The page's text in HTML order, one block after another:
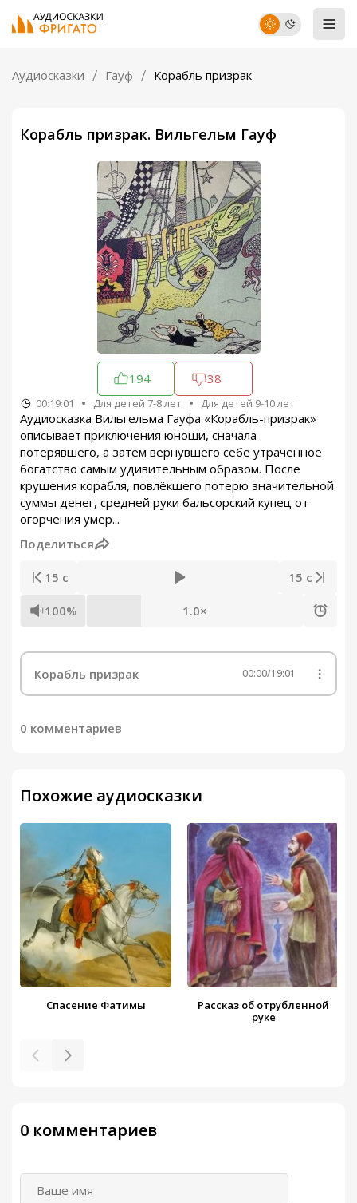
Аудиосказки Гауф Корабль призрак
Корабль призрак. Вильгельм Гауф
194 38
00:19:01 Для детей 7-8 лет Для детей 9-10 лет
Аудиосказка Вильгельма Гауфа «Корабль-призрак»
описывает приключения юноши, сначала
потерявшего, а затем вернувшего себе утраченное
богатство самым удивительным образом. После
крушения корабля, повлёкшего потерю значительной
суммы денег, средней руки бальсорский купец от
огорчения умер...
Поделиться
15 с 15 с
100% 1.0×
Корабль призрак 00:00/19:01
0 комментариев
Похожие аудиосказки
Спасение Фатимы
Рассказ об отрубленной
руке
0 комментариев